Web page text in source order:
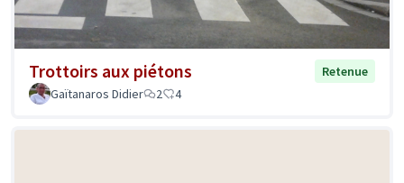
Trottoirs aux piétons
Retenue
Gaïtanaros Didier
2 4